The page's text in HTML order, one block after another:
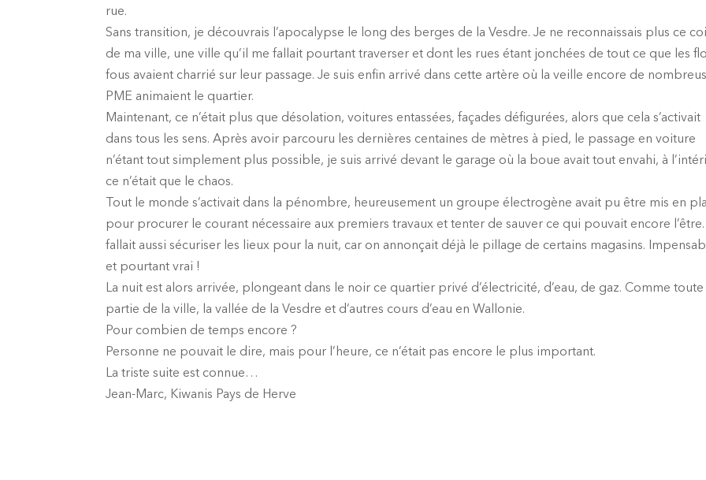
rue.
Sans transition, je découvrais l’apocalypse le long des berges de la Vesdre. Je ne reconnaissais plus ce
de ma ville, une ville qu’il me fallait pourtant traverser et dont les rues étant jonchées de tout ce que les
fous avaient charrié sur leur passage. Je suis enfin arrivé dans cette artère où la veille encore de
PME animaient le quartier.
Maintenant, ce n’était plus que désolation, voitures entassées, façades défigurées, alors que cela s’activait
dans tous les sens. Après avoir parcouru les dernières centaines de mètres à pied, le passage en voiture
n’étant tout simplement plus possible, je suis arrivé devant le garage où la boue avait tout envahi, à
ce n’était que le chaos.
Tout le monde s’activait dans la pénombre, heureusement un groupe électrogène avait pu être mis en
pour procurer le courant nécessaire aux premiers travaux et tenter de sauver ce qui pouvait encore l’être.
fallait aussi sécuriser les lieux pour la nuit, car on annonçait déjà le pillage de certains magasins.
et pourtant vrai !
La nuit est alors arrivée, plongeant dans le noir ce quartier privé d’électricité, d’eau, de gaz. Comme toute
partie de la ville, la vallée de la Vesdre et d’autres cours d’eau en Wallonie.
Pour combien de temps encore ?
Personne ne pouvait le dire, mais pour l’heure, ce n’était pas encore le plus important.
La triste suite est connue…
Jean-Marc, Kiwanis Pays de Herve